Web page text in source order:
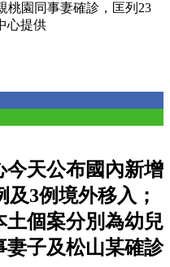
桃園同事妻確診，匡列23
心提供
今天公布國內新增
3例境外移入；
土個案分別為幼兒
妻子及松山某確診